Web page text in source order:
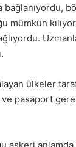
mümkün
ülkeler
pasaport